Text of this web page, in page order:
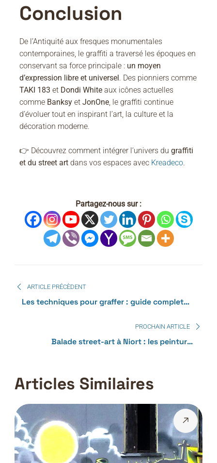
Conclusion
De l’Antiquité aux fresques monumentales
contemporaines, le graffiti a traversé les époques en
conservant sa force principale : un moyen
d’expression libre et universel. Des pionniers comme
TAKI 183 et Dondi White aux icônes actuelles
comme Banksy et JonOne, le graffiti continue
d’évoluer tout en inspirant l’art, la culture et la
décoration moderne.
👉 Découvrez comment intégrer l’univers du graffiti
et du street art dans vos espaces avec Kreadeco.
Partagez-nous sur :
ARTICLE PRÉCÈDENT
Les techniques pour graffer : guide complet
PROCHAIN ARTICLE
Balade street-art à Niort : les peintures
Articles Similaires